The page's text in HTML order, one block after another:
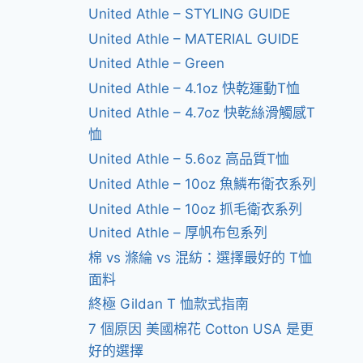
United Athle – STYLING GUIDE
United Athle – MATERIAL GUIDE
United Athle – Green
United Athle – 4.1oz 快乾運動T恤
United Athle – 4.7oz 快乾絲滑觸感T
恤
United Athle – 5.6oz 高品質T恤
United Athle – 10oz 魚鱗布衛衣系列
United Athle – 10oz 抓毛衛衣系列
United Athle – 厚帆布包系列
棉 vs 滌綸 vs 混紡：選擇最好的 T恤
面料
終極 Gildan T 恤款式指南
7 個原因 美國棉花 Cotton USA 是更
好的選擇